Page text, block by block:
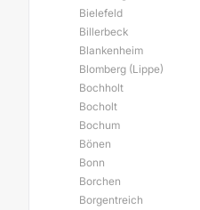
Bielefeld
Billerbeck
Blankenheim
Blomberg (Lippe)
Bochholt
Bocholt
Bochum
Bönen
Bonn
Borchen
Borgentreich